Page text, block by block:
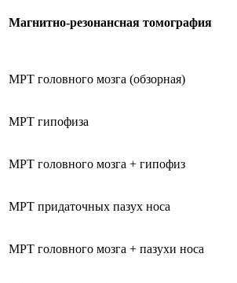
Магнитно-резонансная томография
МРТ головного мозга (обзорная)
МРТ гипофиза
МРТ головного мозга + гипофиз
МРТ придаточных пазух носа
МРТ головного мозга + пазухи носа